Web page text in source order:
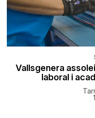
Vallsgenera
laboral i